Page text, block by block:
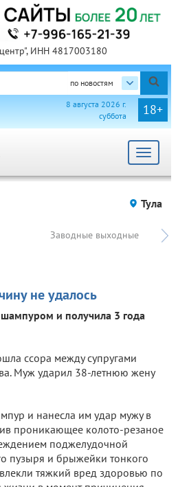
ИНН 4817003180
по новостям
18+
8 августа 2026 г.
суббота
Toggle
Тула
Заводные выходные
не удалось
и получила 3 года
ссора между супругами
Муж ударил 38-летнюю жену
и нанесла им удар мужу в
проникающее колото-резаное
поджелудочной
пузыря и брыжейки тонкого
тяжкий вред здоровью по